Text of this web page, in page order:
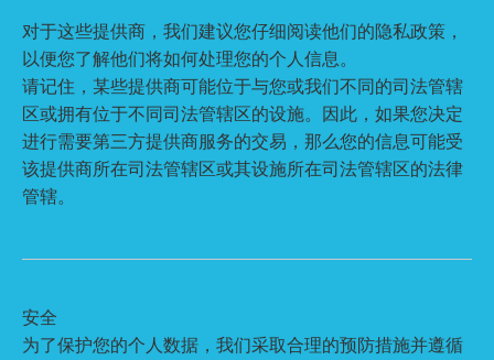
对于这些提供商，我们建议您仔细阅读他们的隐私政策，
以便您了解他们将如何处理您的个人信息。
请记住，某些提供商可能位于与您或我们不同的司法管辖
区或拥有位于不同司法管辖区的设施。因此，如果您决定
进行需要第三方提供商服务的交易，那么您的信息可能受
该提供商所在司法管辖区或其设施所在司法管辖区的法律
管辖。
安全
为了保护您的个人数据，我们采取合理的预防措施并遵循